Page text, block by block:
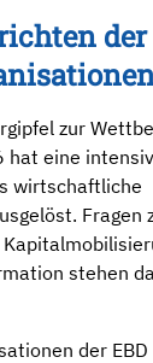
der
zur
eine
wirtschaftliche
Fragen
stehen
der